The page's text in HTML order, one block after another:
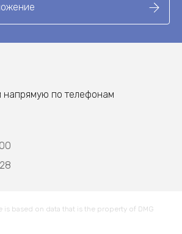
напрямую по телефонам
based on data that is the property of DMG